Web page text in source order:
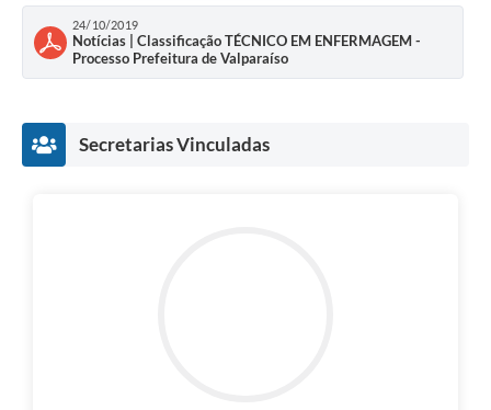
24/10/2019
Notícias | Classificação TÉCNICO EM ENFERMAGEM -
Processo Prefeitura de Valparaíso
Secretarias Vinculadas